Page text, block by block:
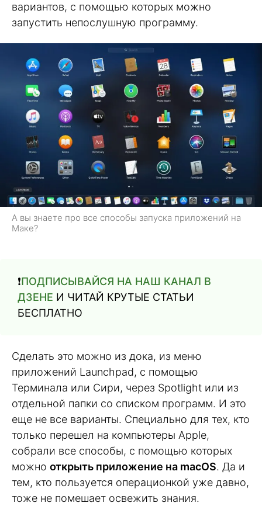
вариантов, с помощью которых можно
запустить непослушную программу.
А вы знаете про все способы запуска приложений на
Маке?
❗️ПОДПИСЫВАЙСЯ НА НАШ КАНАЛ В
ДЗЕНЕ И ЧИТАЙ КРУТЫЕ СТАТЬИ
БЕСПЛАТНО
Сделать это можно из дока, из меню
приложений Launchpad, с помощью
Терминала или Сири, через Spotlight или из
отдельной папки со списком программ. И это
еще не все варианты. Специально для тех, кто
только перешел на компьютеры Apple,
собрали все способы, с помощью которых
можно открыть приложение на macOS. Да и
тем, кто пользуется операционкой уже давно,
тоже не помешает освежить знания.